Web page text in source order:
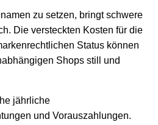
zu setzen, bringt schwere
Die versteckten Kosten für die
Status können
Shops still und
jährliche
und Vorauszahlungen.